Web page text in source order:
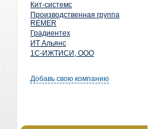
Кит-системс
Производственная группа
REMER
Градиентех
ИТ Альянс
1С-ИЖТИСИ, ООО
Добавь свою компанию